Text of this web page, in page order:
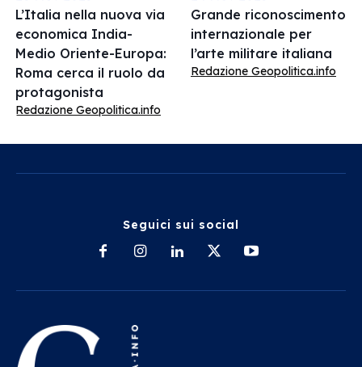
L’Italia nella nuova via
economica India-
Medio Oriente-Europa:
Roma cerca il ruolo da
protagonista
Redazione Geopolitica.info
Grande riconoscimento
internazionale per
l’arte militare italiana
Redazione Geopolitica.info
Seguici sui social